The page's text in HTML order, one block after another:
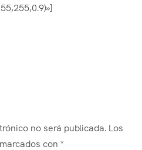
no será publicada. Los
con *